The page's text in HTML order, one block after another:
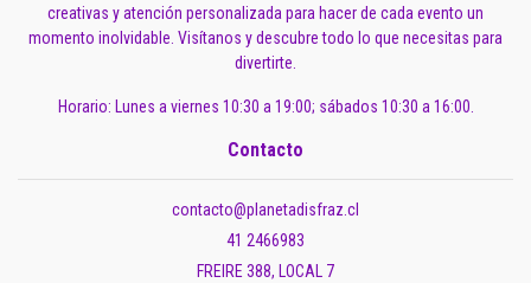
creativas y atención personalizada para hacer de cada evento un
momento inolvidable. Visítanos y descubre todo lo que necesitas para
divertirte.
Horario: Lunes a viernes 10:30 a 19:00; sábados 10:30 a 16:00.
Contacto
contacto@planetadisfraz.cl
41 2466983
FREIRE 388, LOCAL 7